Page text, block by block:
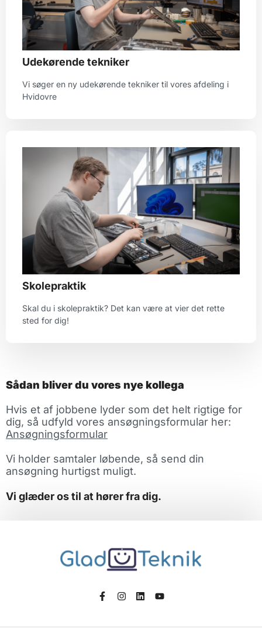
Udekørende tekniker
Vi søger en ny udekørende tekniker til vores afdeling i
Hvidovre
Skolepraktik
Skal du i skolepraktik? Det kan være at vier det rette
sted for dig!
Sådan bliver du vores nye kollega
Hvis et af jobbene lyder som det helt rigtige for
dig, så udfyld vores ansøgningsformular her:
Ansøgningsformular
Vi holder samtaler løbende, så send din
ansøgning hurtigst muligt.
Vi glæder os til at hører fra dig.